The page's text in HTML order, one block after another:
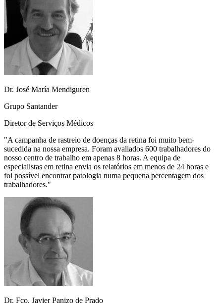
Dr. José María Mendiguren
Grupo Santander
Diretor de Serviços Médicos
"A campanha de rastreio de doenças da retina foi muito bem-
sucedida na nossa empresa. Foram avaliados 600 trabalhadores do
nosso centro de trabalho em apenas 8 horas. A equipa de
especialistas em retina envia os relatórios em menos de 24 horas e
foi possível encontrar patologia numa pequena percentagem dos
trabalhadores."
Dr. Fco. Javier Panizo de Prado